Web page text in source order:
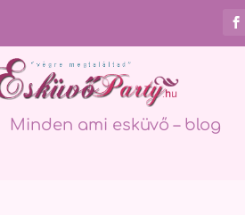
Minden ami esküvő – blog